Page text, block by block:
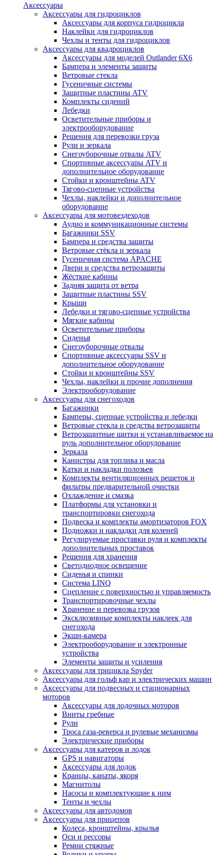
Аксессуары
Аксессуары для гидроциклов
Аксессуары для корпуса гидроцикла
Наклейки для гидроциклов
Чехлы и тенты для гидроциклов
Аксессуары для квадроциклов
Аксессуары для моделей Outlander 6X6
Бампера и элементы защиты
Ветровые стекла
Гусеничные системы
Защитные пластины ATV
Комплекты сидений
Лебедки
Осветительные приборы и
электрооборудование
Решения для перевозки груза
Рули и зеркала
Снегоуборочные отвалы ATV
Спортивные аксессуары ATV и
дополнительное оборудование
Стойки и кронштейны ATV
Тягово-сцепные устройства
Чехлы, наклейки и дополнительное
оборудование
Аксессуары для мотовездеходов
Аудио и коммуникационные системы
Багажники SSV
Бампера и средства защиты
Ветровые стёкла и зеркала
Гусеничная система APACHE
Двери и средства ветрозащиты
Жёсткие кабины
Задняя защита от ветра
Защитные пластины SSV
Крыши
Лебедки и тягово-сцепные устройства
Мягкие кабины
Осветительные приборы
Сиденья
Снегоуборочные отвалы
Спортивные аксессуары SSV и
дополнительное оборудование
Стойки и кронштейны SSV
Чехлы, наклейки и прочие дополнения
Электрооборудование
Аксессуары для снегоходов
Багажники
Бамперы, сцепные устройства и лебедки
Ветровые стекла и средства ветрозащиты
Ветрозащитные щитки и устанавливаемое на
руль дополнительное оборудование
Зеркала
Канистры для топлива и масла
Катки и накладки полозьев
Комплекты вентиляционных решеток и
фильтры предварительной очистки
Охлаждение и смазка
Платформы для установки и
транспортировки снегохода
Подвеска и комплекты амортизаторов FOX
Подножки и накладки для коленей
Регулируемые проставки руля и комплекты
дополнительных проставок
Решения для хранения
Светодиодное освещение
Сиденья и спинки
Система LINQ
Сцепление с поверхностью и управляемость
Транспортировочные чехлы
Хранение и перевозка грузов
Эксклюзивные комплекты наклеек для
снегохода
Экшн-камера
Электрооборудование и электронные
устройства
Элементы защиты и усиления
Аксессуары для трицикла Spyder
Аксессуары для гольф кар и электрических машин
Аксессуары для подвесных и стационарных
моторов
Аксессуары для лодочных моторов
Винты гребные
Рули
Троса газа-реверса и рулевые механизмы
Электрические приборы
Аксессуары для катеров и лодок
GPS и навигаторы
Аксессуары для лодок
Кранцы, канаты, якоря
Магнитолы
Насосы и комплектующие к ним
Тенты и чехлы
Аксессуары для автодомов
Аксессуары для прицепов
Колеса, кронштейны, крылья
Оси и рессоры
Ремни стяжные